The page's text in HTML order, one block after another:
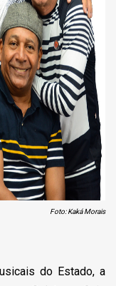
Foto: Kaká Morais
do Estado, a